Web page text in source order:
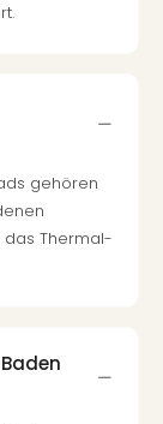
gehören
Thermal-